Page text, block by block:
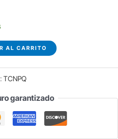
AL CARRITO
TCNPQ
garantizado